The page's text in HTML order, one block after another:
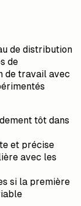
de distribution
de
de travail avec
tôt dans
et précise
avec les
si la première